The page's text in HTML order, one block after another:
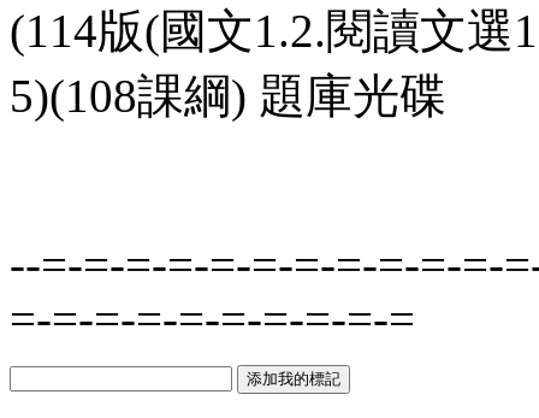
(114版(國文1.2.閱讀文選
5)(108課綱) 題庫光碟
--=-=-=-=-=-=-=-=-=-=-=-
=-=-=-=-=-=-=-=-=-=